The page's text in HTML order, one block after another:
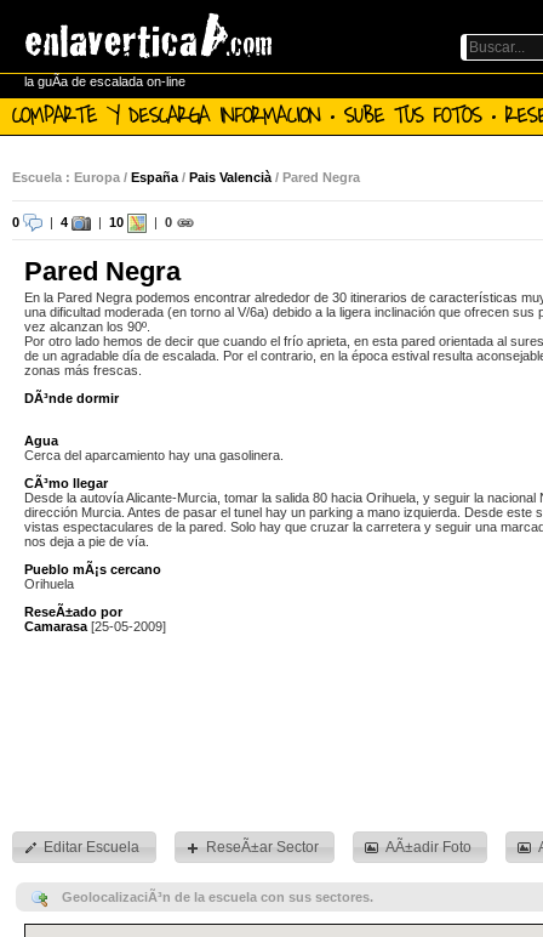
la guÃ­a de escalada on-line
COMPARTE Y DESCARGA INFORMACION · SUBE TUS FOTOS ·
Escuela : Europa / España / Pais Valencià / Pared Negra
0 4 10 0
Pared Negra
En la Pared Negra podemos encontrar alrededor de 30 itinerarios de características
una dificultad moderada (en torno al V/6a) debido a la ligera inclinación que ofrecen sus
vez alcanzan los 90º.
Por otro lado hemos de decir que cuando el frío aprieta, en esta pared orientada al
de un agradable día de escalada. Por el contrario, en la época estival resulta
zonas más frescas.
DÃ³nde dormir
Agua
Cerca del aparcamiento hay una gasolinera.
CÃ³mo llegar
Desde la autovía Alicante-Murcia, tomar la salida 80 hacia Orihuela, y seguir la nacional
dirección Murcia. Antes de pasar el tunel hay un parking a mano izquierda. Desde este
vistas espectaculares de la pared. Solo hay que cruzar la carretera y seguir una
nos deja a pie de vía.
Pueblo mÃ¡s cercano
Orihuela
ReseÃ±ado por
Camarasa [25-05-2009]
Editar Escuela ReseÃ±ar Sector AÃ±adir Foto
GeolocalizaciÃ³n de la escuela con sus sectores.